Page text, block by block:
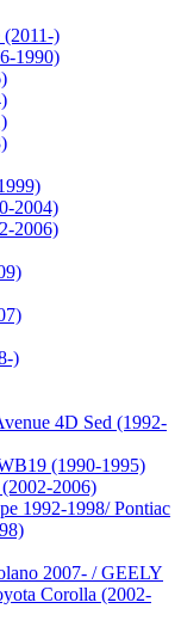
)
1990)
2004)
2006)
)
4D Sed (1992-
(1990-1995)
2006)
1992-1998/ Pontiac
2007- / GEELY
Corolla (2002-